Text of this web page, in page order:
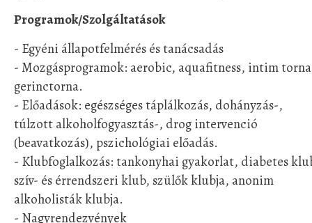
Programok/Szolgáltatások
- Egyéni állapotfelmérés és tanácsadás
- Mozgásprogramok: aerobic, aquafitness, intim
gerinctorna.
- Előadások: egészséges táplálkozás, dohányzás-,
túlzott alkoholfogyasztás-, drog intervenció
(beavatkozás), pszichológiai előadás.
- Klubfoglalkozás: tankonyhai gyakorlat, diabetes
szív- és érrendszeri klub, szülők klubja, anonim
alkoholisták klubja.
- Nagyrendezvények